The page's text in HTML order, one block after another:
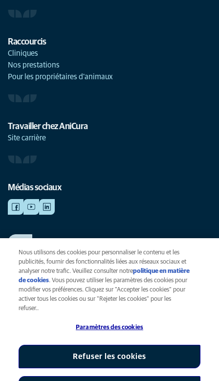
Raccourcis
Cliniques
Nos prestations
Pour les propriétaires d'animaux
Travailler chez AniCura
Site carrière
Médias sociaux
Voir nos offres d'emploi
Vie privée
Légal
Cookies
AniCura est une filiale de Mars, Inc © 2026
Nous utilisons des cookies pour personnaliser le contenu et les
publicités, fournir des fonctionnalités liées aux réseaux sociaux et
analyser notre trafic. Veuillez consulter notrepolitique en matière
de cookies(opens in a new tab)
. Vous pouvez utiliser les paramètres des cookies pour
modifier vos préférences. Cliquez sur "Accepter les cookies" pour
activer tous les cookies ou sur "Rejeter les cookies" pour les
refuser..
Paramètres des cookies
Refuser les cookies